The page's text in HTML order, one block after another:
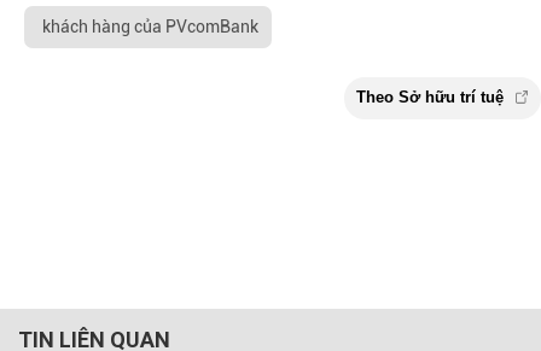
khách hàng của PVcomBank
TIN LIÊN QUAN